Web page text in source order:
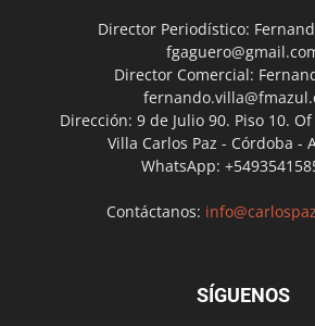
Director Periodístico:
Director Comercial:
Dirección: 9 de Julio 90. Piso 10. Of
Villa Carlos Paz - Córdoba -
WhatsApp:
Contáctanos:
SÍGUENOS